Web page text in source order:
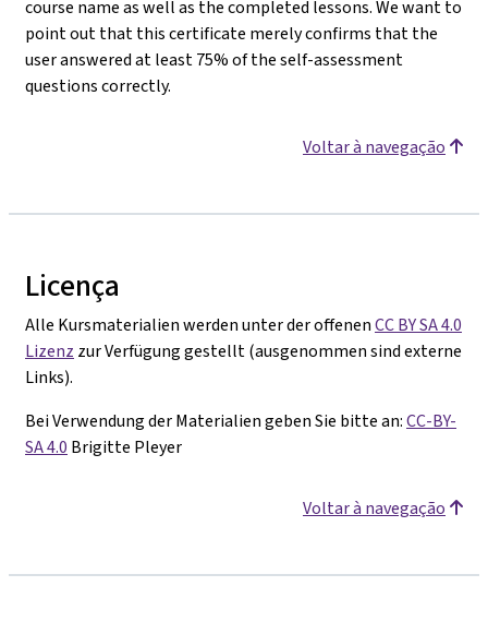
course name as well as the completed lessons. We want to
point out that this certificate merely confirms that the
user answered at least 75% of the self-assessment
questions correctly.
Voltar à navegação
Licença
Alle Kursmaterialien werden unter der offenenCC BY SA 4.0
Lizenz zur Verfügung gestellt (ausgenommen sind externe
Links).
Bei Verwendung der Materialien geben Sie bitte an:CC-BY-
SA 4.0 Brigitte Pleyer
Voltar à navegação